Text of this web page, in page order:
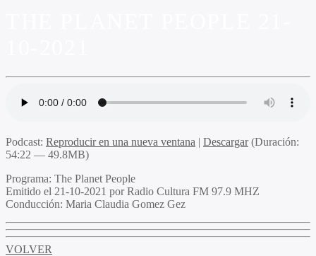
Podcast: Reproducir en una nueva ventana | Descargar(Duración:
54:22 — 49.8MB)
Programa: The Planet People
Emitido el 21-10-2021 por Radio Cultura FM 97.9 MHZ
Conducción: Maria Claudia Gomez Gez
VOLVER